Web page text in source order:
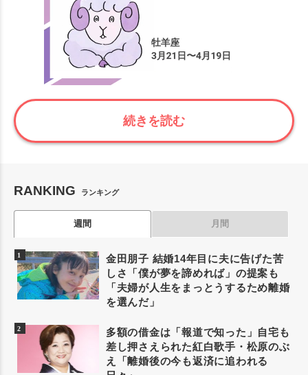
続きを読む
RANKING ランキング
週間 月間
金田朋子 結婚14年目に夫に告げた苦
しさ「僕が夢を諦めれば」の提案も
「夫婦が人生をまっとうするため離婚
を選んだ」
多額の借金は「報道で知った」自宅も
差し押さえられた紅白歌手・松原のぶ
え「離婚後の今も返済に追われる